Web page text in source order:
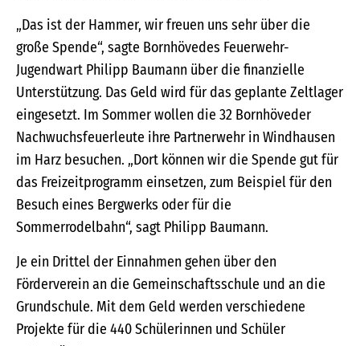
„Das ist der Hammer, wir freuen uns sehr über die
große Spende“, sagte Bornhövedes Feuerwehr-
Jugendwart Philipp Baumann über die finanzielle
Unterstützung. Das Geld wird für das geplante Zeltlager
eingesetzt. Im Sommer wollen die 32 Bornhöveder
Nachwuchsfeuerleute ihre Partnerwehr in Windhausen
im Harz besuchen. „Dort können wir die Spende gut für
das Freizeitprogramm einsetzen, zum Beispiel für den
Besuch eines Bergwerks oder für die
Sommerrodelbahn“, sagt Philipp Baumann.
Je ein Drittel der Einnahmen gehen über den
Förderverein an die Gemeinschaftsschule und an die
Grundschule. Mit dem Geld werden verschiedene
Projekte für die 440 Schülerinnen und Schüler